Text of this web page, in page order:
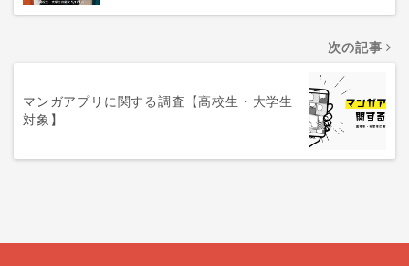
次の記事
マンガアプリに関する調査【高校生・大学生
対象】